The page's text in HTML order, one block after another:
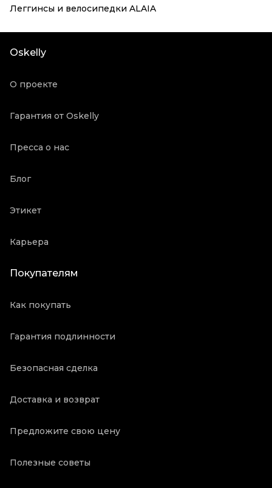
Леггинсы и велосипедки ALAIA
Oskelly
О проекте
Гарантия от Oskelly
Пресса о нас
Блог
Этикет
Карьера
Покупателям
Как покупать
Гарантия подлинности
Безопасная сделка
Доставка и возврат
Предложите свою цену
Полезные советы